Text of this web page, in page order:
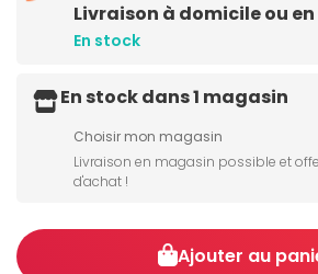
Livraison à domicile ou
En stock
En stock dans 1 magasin
Choisir mon magasin
Livraison en magasin possible et
d'achat !
Ajouter au